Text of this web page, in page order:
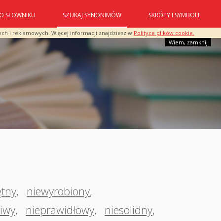
i reklamowych. Więcej informacji znajdziesz w Polityce plików cookie.
Wiem, zamknij
O SŁOWNIKU SZUKAJ SYNONIMÓW SKRÓTY I SYMBOLE
, niewyrobiony,
, nieprawidłowy, niesolidny,